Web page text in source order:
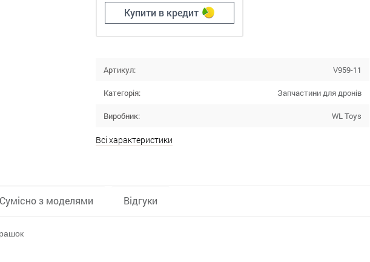
Купити в кредит
Артикул: V959-11
Категорія: Запчастини для дронів
Виробник: WL Toys
Всі характеристики
Сумісно з моделями Відгуки